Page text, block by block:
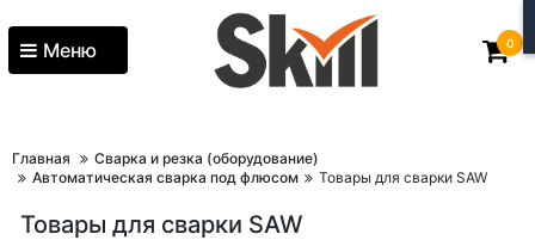
Меню 0
Главная
Сварка и резка (оборудование)
Автоматическая сварка под флюсом
Товары для сварки SAW
Товары для сварки SAW